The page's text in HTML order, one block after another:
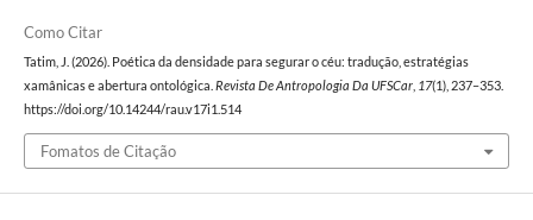
Como Citar
Tatim, J. (2026). Poética da densidade para segurar o céu: tradução, estratégias
xamânicas e abertura ontológica. Revista De Antropologia Da UFSCar, 17(1), 237–353.
https://doi.org/10.14244/rau.v17i1.514
Fomatos de Citação